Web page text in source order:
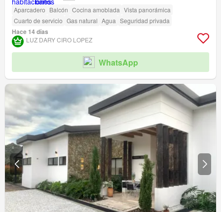
Aparcadero Balcón Cocina amoblada Vista panorámica
Cuarto de servicio Gas natural Agua Seguridad privada
Hace 14 días
LUZ DARY CIRO LOPEZ
WhatsApp